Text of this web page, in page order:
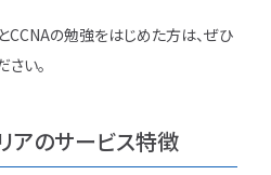
CCNAの勉強をはじめた方は、ぜひ
い。
アのサービス特徴